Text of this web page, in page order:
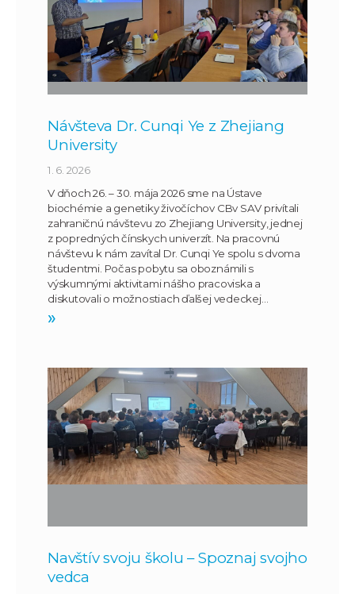
Návšteva Dr. Cunqi Ye z Zhejiang
University
1. 6. 2026
V dňoch 26. – 30. mája 2026 sme na Ústave
biochémie a genetiky živočíchov CBv SAV privítali
zahraničnú návštevu zo Zhejiang University, jednej
z popredných čínskych univerzít. Na pracovnú
návštevu k nám zavítal Dr. Cunqi Ye spolu s dvoma
študentmi. Počas pobytu sa oboznámili s
výskumnými aktivitami nášho pracoviska a
diskutovali o možnostiach ďalšej vedeckej…
»
Navštív svoju školu – Spoznaj svojho
vedca